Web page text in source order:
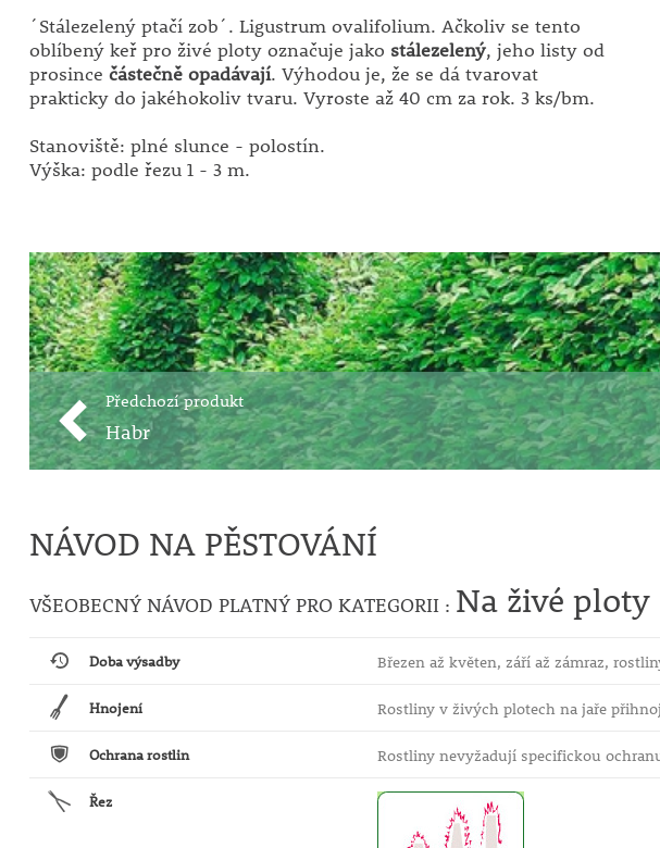
´Stálezelený ptačí zob´. Ligustrum ovalifolium. Ačkoliv se tento
oblíbený keř pro živé ploty označuje jako stálezelený, jeho listy od
prosince částečně opadávají. Výhodou je, že se dá tvarovat
prakticky do jakéhokoliv tvaru. Vyroste až 40 cm za rok. 3 ks/bm.
Stanoviště: plné slunce - polostín.
Výška: podle řezu 1 - 3 m.
Předchozí produkt
Habr
NÁVOD NA PĚSTOVÁNÍ
VŠEOBECNÝ NÁVOD PLATNÝ PRO KATEGORII : Na živé ploty
Doba výsadby Březen až květen, září až zámraz,
Hnojení Rostliny v živých plotech na jaře
Ochrana rostlin Rostliny nevyžadují specifickou
Řez